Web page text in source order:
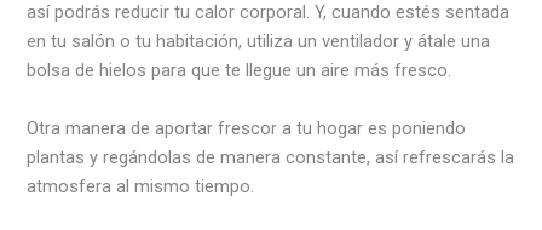
así podrás reducir tu calor corporal. Y, cuando estés sentada
en tu salón o tu habitación, utiliza un ventilador y átale una
bolsa de hielos para que te llegue un aire más fresco.
Otra manera de aportar frescor a tu hogar es poniendo
plantas y regándolas de manera constante, así refrescarás la
atmosfera al mismo tiempo.